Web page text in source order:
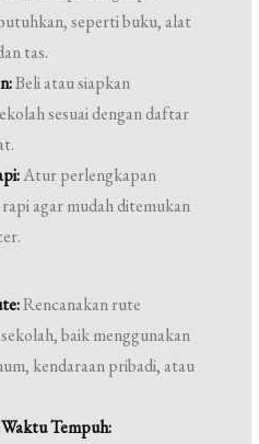
seperti buku, alat
tas.
Beli atau siapkan
sesuai dengan daftar
Atur perlengkapan
agar mudah ditemukan
Rencanakan rute
baik menggunakan
kendaraan pribadi, atau
Tempuh: